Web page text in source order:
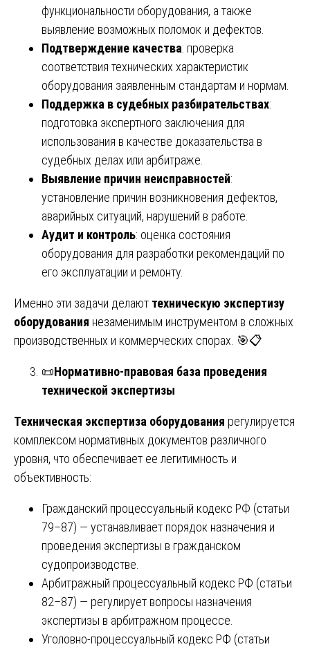
функциональности оборудования, а также
выявление возможных поломок и дефектов.
Подтверждение качества: проверка
соответствия технических характеристик
оборудования заявленным стандартам и нормам.
Поддержка в судебных разбирательствах:
подготовка экспертного заключения для
использования в качестве доказательства в
судебных делах или арбитраже.
Выявление причин неисправностей:
установление причин возникновения дефектов,
аварийных ситуаций, нарушений в работе.
Аудит и контроль: оценка состояния
оборудования для разработки рекомендаций по
его эксплуатации и ремонту.
Именно эти задачи делают техническую экспертизу
оборудования незаменимым инструментом в сложных
производственных и коммерческих спорах. 🎯📋
📜Нормативно-правовая база проведения
технической экспертизы
Техническая экспертиза оборудования регулируется
комплексом нормативных документов различного
уровня, что обеспечивает ее легитимность и
объективность:
Гражданский процессуальный кодекс РФ (статьи
79–87) — устанавливает порядок назначения и
проведения экспертизы в гражданском
судопроизводстве.
Арбитражный процессуальный кодекс РФ (статьи
82–87) — регулирует вопросы назначения
экспертизы в арбитражном процессе.
Уголовно-процессуальный кодекс РФ (статьи